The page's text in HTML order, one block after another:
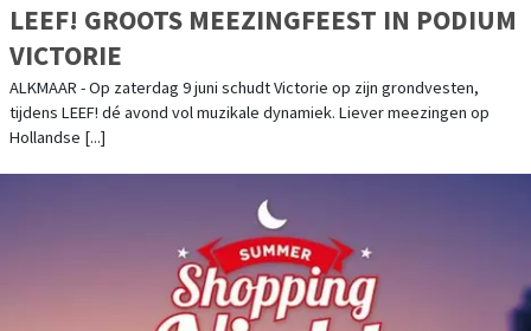
LEEF! GROOTS MEEZINGFEEST IN PODIUM
VICTORIE
ALKMAAR - Op zaterdag 9 juni schudt Victorie op zijn grondvesten,
tijdens LEEF! dé avond vol muzikale dynamiek. Liever meezingen op
Hollandse [...]